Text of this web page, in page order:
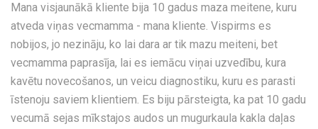
Mana visjaunākā kliente bija 10 gadus maza meitene, kuru
atveda viņas vecmamma - mana kliente. Vispirms es
nobijos, jo nezināju, ko lai dara ar tik mazu meiteni, bet
vecmamma paprasīja, lai es iemācu viņai uzvedību, kura
kavētu novecošanos, un veicu diagnostiku, kuru es parasti
īstenoju saviem klientiem. Es biju pārsteigta, ka pat 10 gadu
vecumā sejas mīkstajos audos un mugurkaula kakla daļas